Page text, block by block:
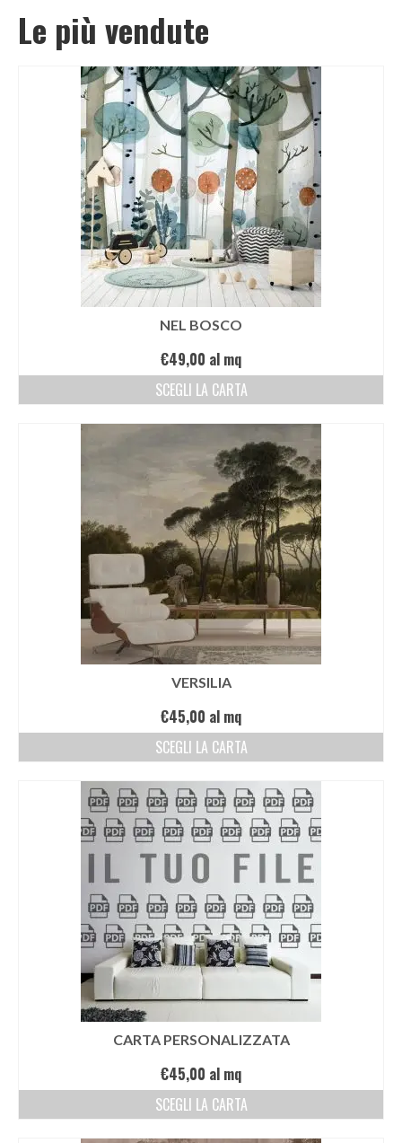
Le più vendute
NEL BOSCO
€49,00 al mq
SCEGLI LA CARTA
VERSILIA
€45,00 al mq
SCEGLI LA CARTA
CARTA PERSONALIZZATA
€45,00 al mq
SCEGLI LA CARTA